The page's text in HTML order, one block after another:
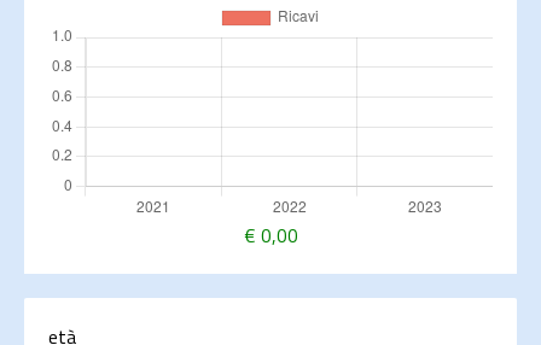
€ 0,00
età